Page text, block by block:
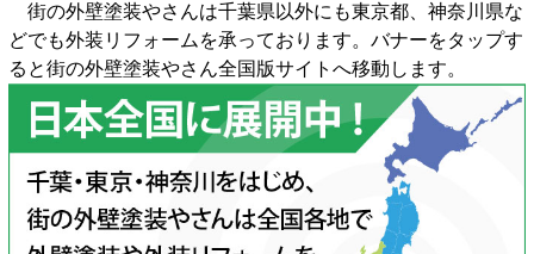
街の外壁塗装やさんは千葉県以外にも東京都、神奈川県な
どでも外装リフォームを承っております。バナーをタップす
ると街の外壁塗装やさん全国版サイトへ移動します。